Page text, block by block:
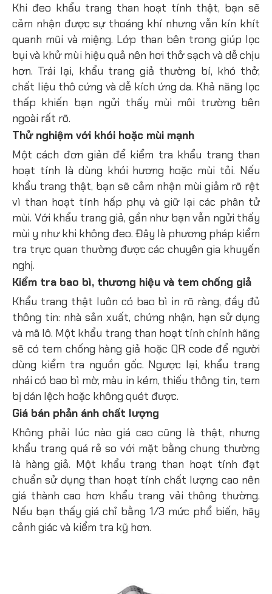
Khi đeo khẩu trang than hoạt tính thật, bạn sẽ
cảm nhận được sự thoáng khí nhưng vẫn kín khít
quanh mũi và miệng. Lớp than bên trong giúp lọc
bụi và khử mùi hiệu quả nên hơi thở sạch và dễ chịu
hơn. Trái lại, khẩu trang giả thường bí, khó thở,
chất liệu thô cứng và dễ kích ứng da. Khả năng lọc
thấp khiến bạn ngửi thấy mùi môi trường bên
ngoài rất rõ.
Thử nghiệm với khói hoặc mùi mạnh
Một cách đơn giản để kiểm tra khẩu trang than
hoạt tính là dùng khói hương hoặc mùi tỏi. Nếu
khẩu trang thật, bạn sẽ cảm nhận mùi giảm rõ rệt
vì than hoạt tính hấp phụ và giữ lại các phân tử
mùi. Với khẩu trang giả, gần như bạn vẫn ngửi thấy
mùi y như khi không đeo. Đây là phương pháp kiểm
tra trực quan thường được các chuyên gia khuyến
nghị.
Kiểm tra bao bì, thương hiệu và tem chống giả
Khẩu trang thật luôn có bao bì in rõ ràng, đầy đủ
thông tin: nhà sản xuất, chứng nhận, hạn sử dụng
và mã lô. Một khẩu trang than hoạt tính chính hãng
sẽ có tem chống hàng giả hoặc QR code để người
dùng kiểm tra nguồn gốc. Ngược lại, khẩu trang
nhái có bao bì mờ, màu in kém, thiếu thông tin, tem
bị dán lệch hoặc không quét được.
Giá bán phản ánh chất lượng
Không phải lúc nào giá cao cũng là thật, nhưng
khẩu trang quá rẻ so với mặt bằng chung thường
là hàng giả. Một khẩu trang than hoạt tính đạt
chuẩn sử dụng than hoạt tính chất lượng cao nên
giá thành cao hơn khẩu trang vải thông thường.
Nếu bạn thấy giá chỉ bằng 1/3 mức phổ biến, hãy
cảnh giác và kiểm tra kỹ hơn.